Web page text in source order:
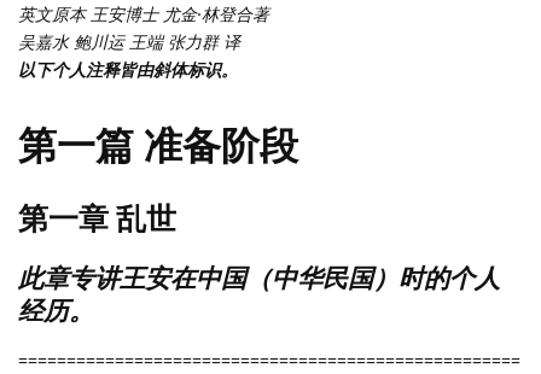
英文原本 王安博士 尤金·林登合著
吴嘉水 鲍川运 王端 张力群 译
以下个人注释皆由斜体标识。
第一篇 准备阶段
第一章 乱世
此章专讲王安在中国（中华民国）时的个人
经历。
====================================================